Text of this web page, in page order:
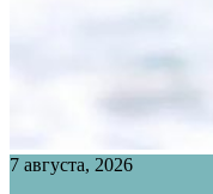
7 августа, 2026